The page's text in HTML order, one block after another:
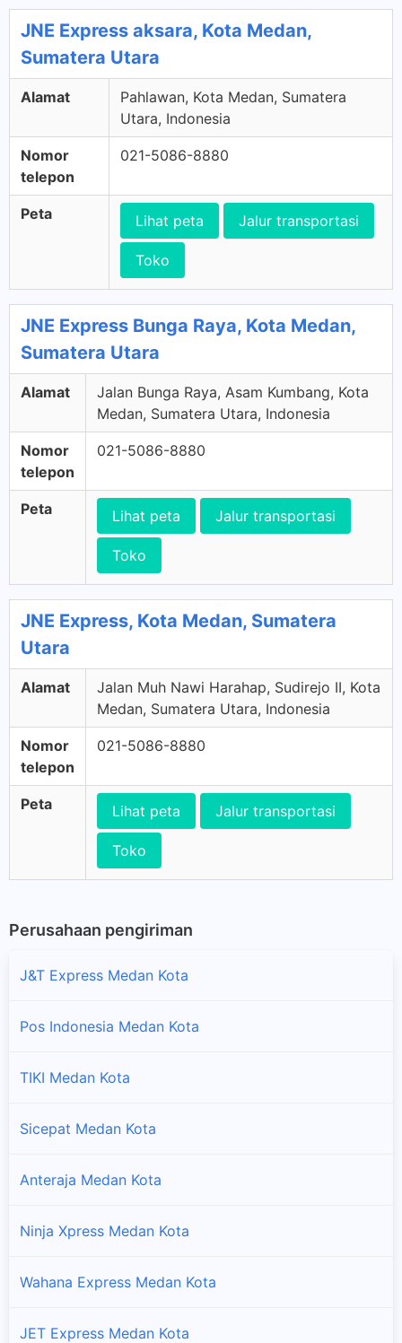
JNE Express aksara, Kota Medan,
Sumatera Utara
Alamat
Pahlawan, Kota Medan, Sumatera
Utara, Indonesia
Nomor
telepon
021-5086-8880
Peta Lihat peta Jalur transportasi
Toko
JNE Express Bunga Raya, Kota Medan,
Sumatera Utara
Alamat
Jalan Bunga Raya, Asam Kumbang, Kota
Medan, Sumatera Utara, Indonesia
Nomor
telepon
021-5086-8880
Peta Lihat peta Jalur transportasi
Toko
JNE Express, Kota Medan, Sumatera
Utara
Alamat
Jalan Muh Nawi Harahap, Sudirejo II, Kota
Medan, Sumatera Utara, Indonesia
Nomor
telepon
021-5086-8880
Peta Lihat peta Jalur transportasi
Toko
Perusahaan pengiriman
J&T Express Medan Kota
Pos Indonesia Medan Kota
TIKI Medan Kota
Sicepat Medan Kota
Anteraja Medan Kota
Ninja Xpress Medan Kota
Wahana Express Medan Kota
JET Express Medan Kota